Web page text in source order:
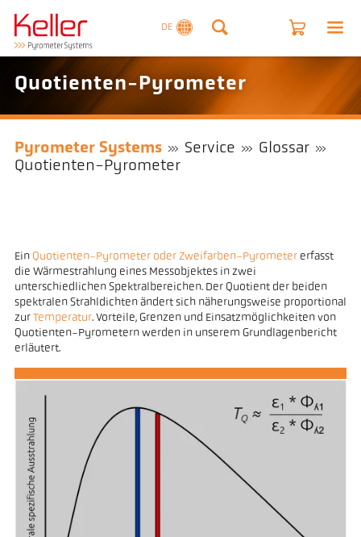
DE
Quotienten-Pyrometer
Pyrometer Systems Service
Glossar
Quotienten-Pyrometer
Ein Quotienten-Pyrometer oder Zweifarben-Pyrometererfasst
die Wärmestrahlung eines Messobjektes in zwei
unterschiedlichen Spektralbereichen. Der Quotient der beiden
spektralen Strahldichten ändert sich näherungsweise proportional
zur Temperatur. Vorteile, Grenzen und Einsatzmöglichkeiten von
Quotienten-Pyrometern werden in unserem Grundlagenbericht
erläutert.